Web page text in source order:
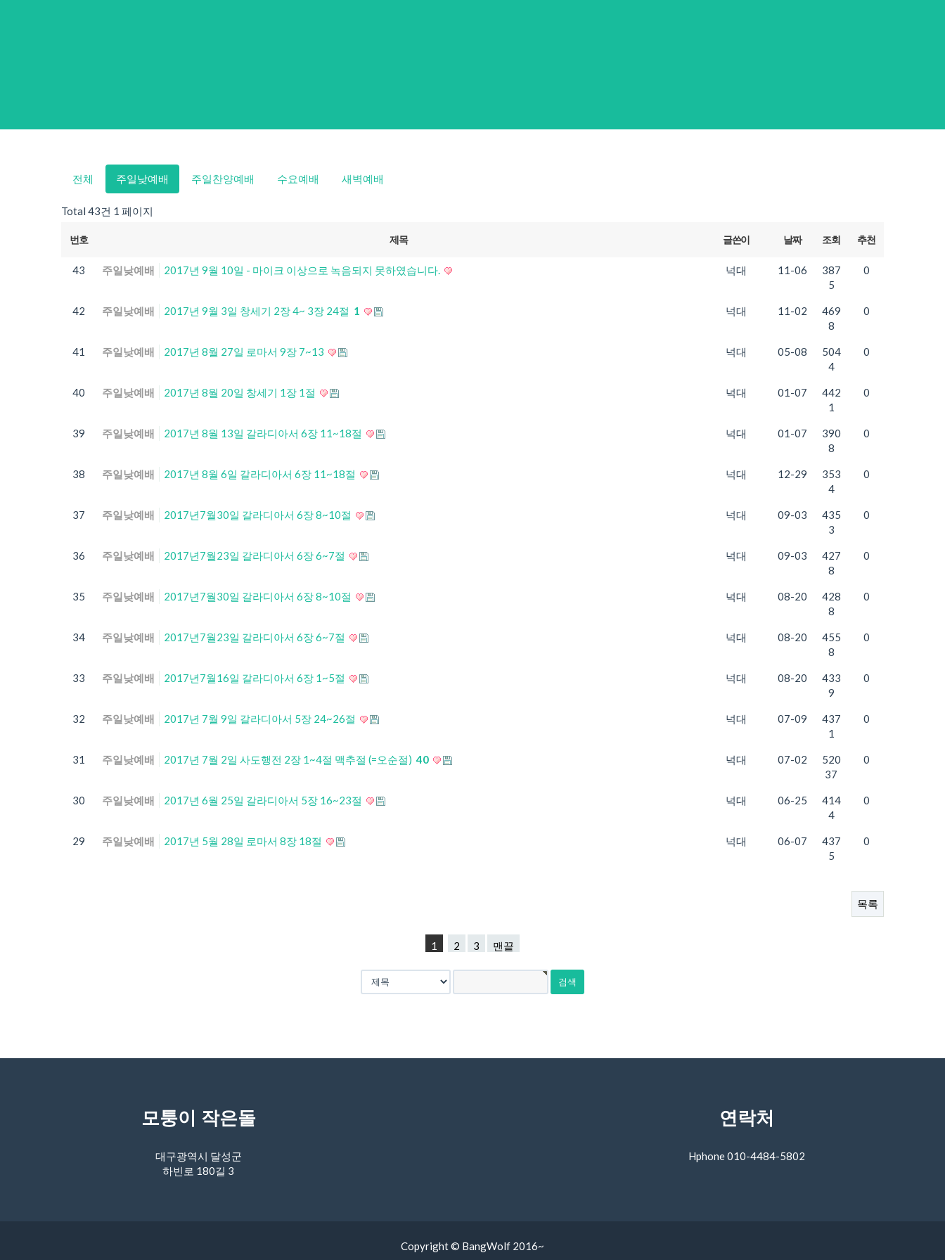
전체 주일낮예배 주일찬양예배 수요예배 새벽예배
Total 43건 1 페이지
번호 제목 글쓴이 날짜 조회 추천
43 주일낮예배 2017년 9월 10일 - 마이크 이상으로 녹음되지 못하였습니다. 넉대 11-06
387
5
0
42 주일낮예배 2017년 9월 3일 창세기 2장 4~ 3장 24절 1 넉대 11-02
469
8
0
41 주일낮예배 2017년 8월 27일 로마서 9장 7~13 넉대 05-08
504
4
0
40 주일낮예배 2017년 8월 20일 창세기 1장 1절 넉대 01-07
442
1
0
39 주일낮예배 2017년 8월 13일 갈라디아서 6장 11~18절 넉대 01-07
390
8
0
38 주일낮예배 2017년 8월 6일 갈라디아서 6장 11~18절 넉대 12-29
353
4
0
37 주일낮예배 2017년7월30일 갈라디아서 6장 8~10절 넉대 09-03
435
3
0
36 주일낮예배 2017년7월23일 갈라디아서 6장 6~7절 넉대 09-03
427
8
0
35 주일낮예배 2017년7월30일 갈라디아서 6장 8~10절 넉대 08-20
428
8
0
34 주일낮예배 2017년7월23일 갈라디아서 6장 6~7절 넉대 08-20
455
8
0
33 주일낮예배 2017년7월16일 갈라디아서 6장 1~5절 넉대 08-20
433
9
0
32 주일낮예배 2017년 7월 9일 갈라디아서 5장 24~26절 넉대 07-09
437
1
0
31 주일낮예배 2017년 7월 2일 사도행전 2장 1~4절 맥추절 (=오순절) 40 넉대 07-02
520
37
0
30 주일낮예배 2017년 6월 25일 갈라디아서 5장 16~23절 넉대 06-25
414
4
0
29 주일낮예배 2017년 5월 28일 로마서 8장 18절 넉대 06-07
437
5
0
목록
1 2 3 맨끝
모퉁이 작은돌
대구광역시 달성군
하빈로 180길 3
연락처
Hphone 010-4484-5802
Copyright © BangWolf 2016~